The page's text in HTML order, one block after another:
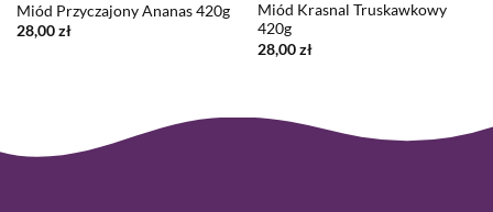
Miód Przyczajony Ananas 420g
28,00zł
Miód Krasnal Truskawkowy
420g
28,00zł